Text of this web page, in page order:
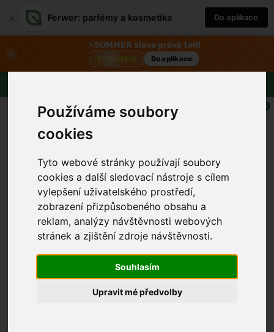
Používáme soubory
cookies
Tyto webové stránky používají soubory
cookies a další sledovací nástroje s cílem
vylepšení uživatelského prostředí,
zobrazení přizpůsobeného obsahu a
reklam, analýzy návštěvnosti webových
stránek a zjištění zdroje návštěvnosti.
Souhlasím
Upravit mé předvolby
Ferwer: parfémy a kosmetika Do aplikace
×
⚡SUMMER sleva právě teď!
Do aplikace
0